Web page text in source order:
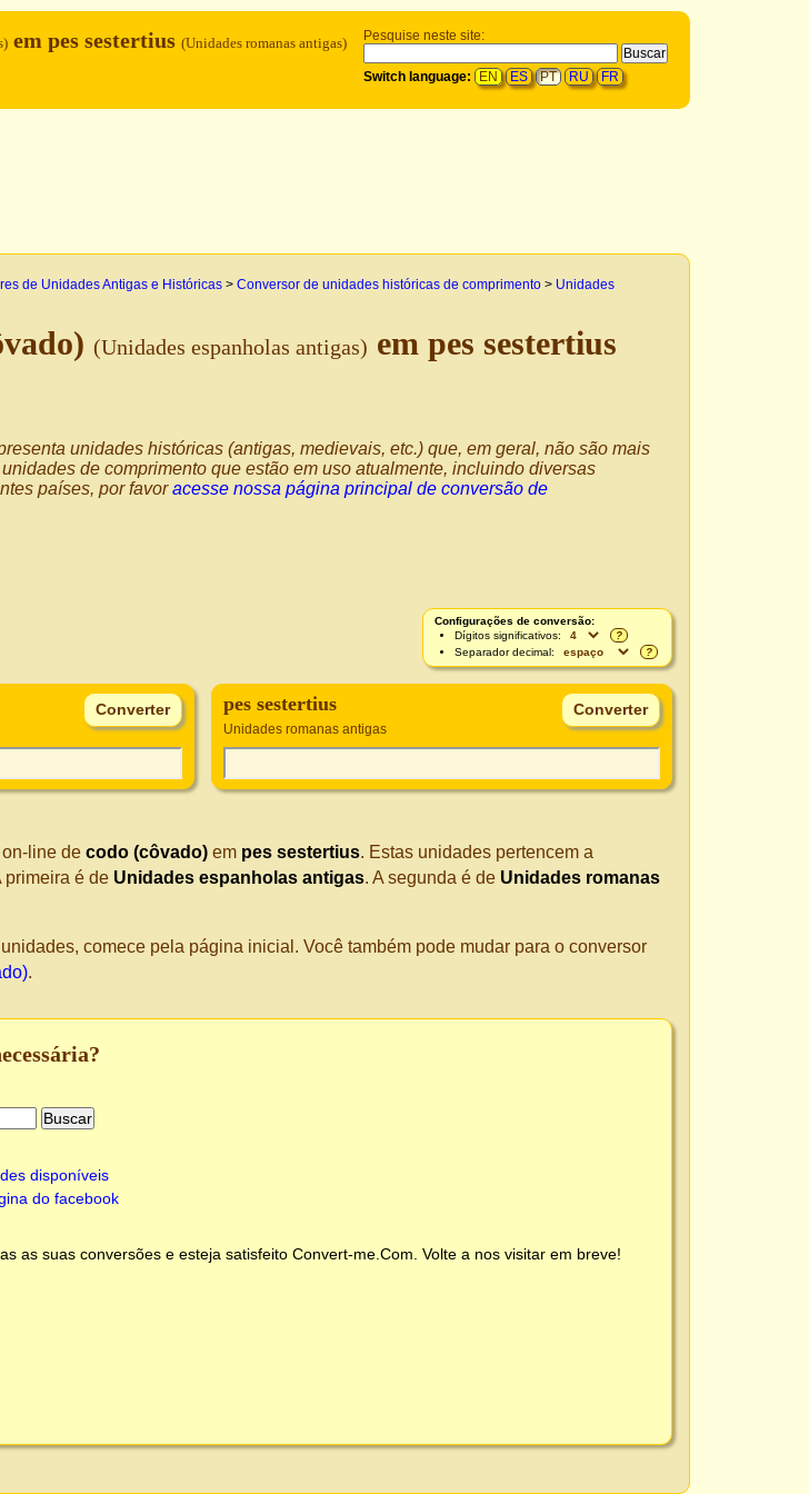
Pesquise neste site:
Switch language: EN ES PT RU FR
em pes sestertius (Unidades romanas antigas)
de Unidades Antigas e Históricas > Conversor de unidades históricas de comprimento > Unidades
(Unidades espanholas antigas) em pes sestertius
unidades históricas (antigas, medievais, etc.) que, em geral, não são mais
de comprimento que estão em uso atualmente, incluindo diversas
países, por favoracesse nossa página principal de conversão de
Configurações de conversão:
Dígitos significativos:
?
Separador decimal:
?
pes sestertius
Unidades romanas antigas
line de codo (côvado) em pes sestertius. Estas unidades pertencem a
primeira é de Unidades espanholas antigas. A segunda é de Unidades romanas
comece pela página inicial. Você também pode mudar para o conversor
.
disponíveis
do facebook
as suas conversões e esteja satisfeito Convert-me.Com . Volte a nos visitar em breve!